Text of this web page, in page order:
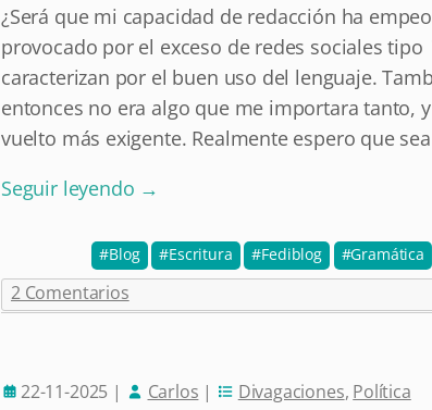
¿Será que mi capacidad de redacción ha
provocado por el exceso de redes sociales tipo
caracterizan por el buen uso del lenguaje.
entonces no era algo que me importara tanto,
vuelto más exigente. Realmente espero que
Seguir leyendo →
Blog Escritura Fediblog Gramática
2 Comentarios
22-11-2025 | Carlos | Divagaciones, Política